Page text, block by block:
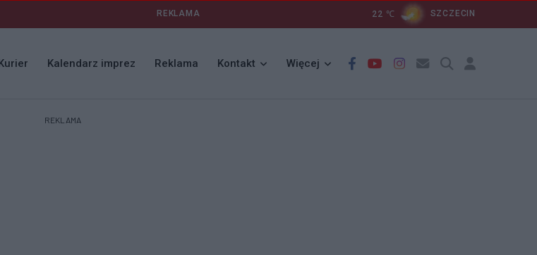
REKLAMA 22 ℃ SZCZECIN
Kalendarz imprez Reklama Kontakt Więcej
REKLAMA